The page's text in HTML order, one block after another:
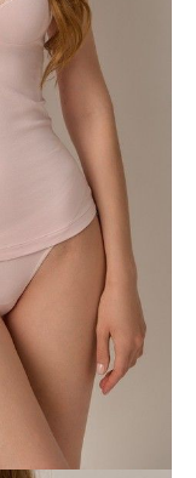
przestrzeganiu
klikając przycisk